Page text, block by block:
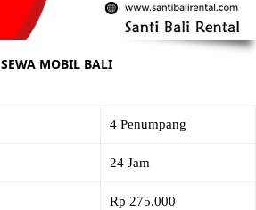
SEWA MOBIL BALI
4 Penumpang
24 Jam
Rp 275.000